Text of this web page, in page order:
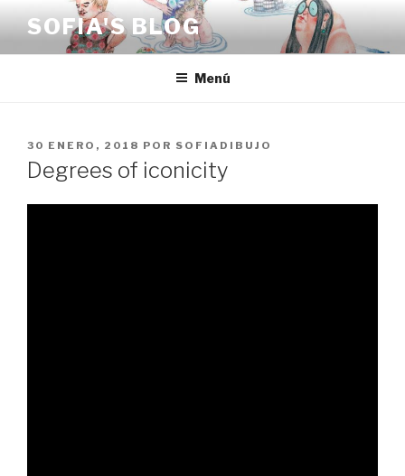
contenido
SOFIA'S BLOG
Menú
PUBLICADO
EL
30 ENERO, 2018 POR SOFIADIBUJO
Degrees of iconicity